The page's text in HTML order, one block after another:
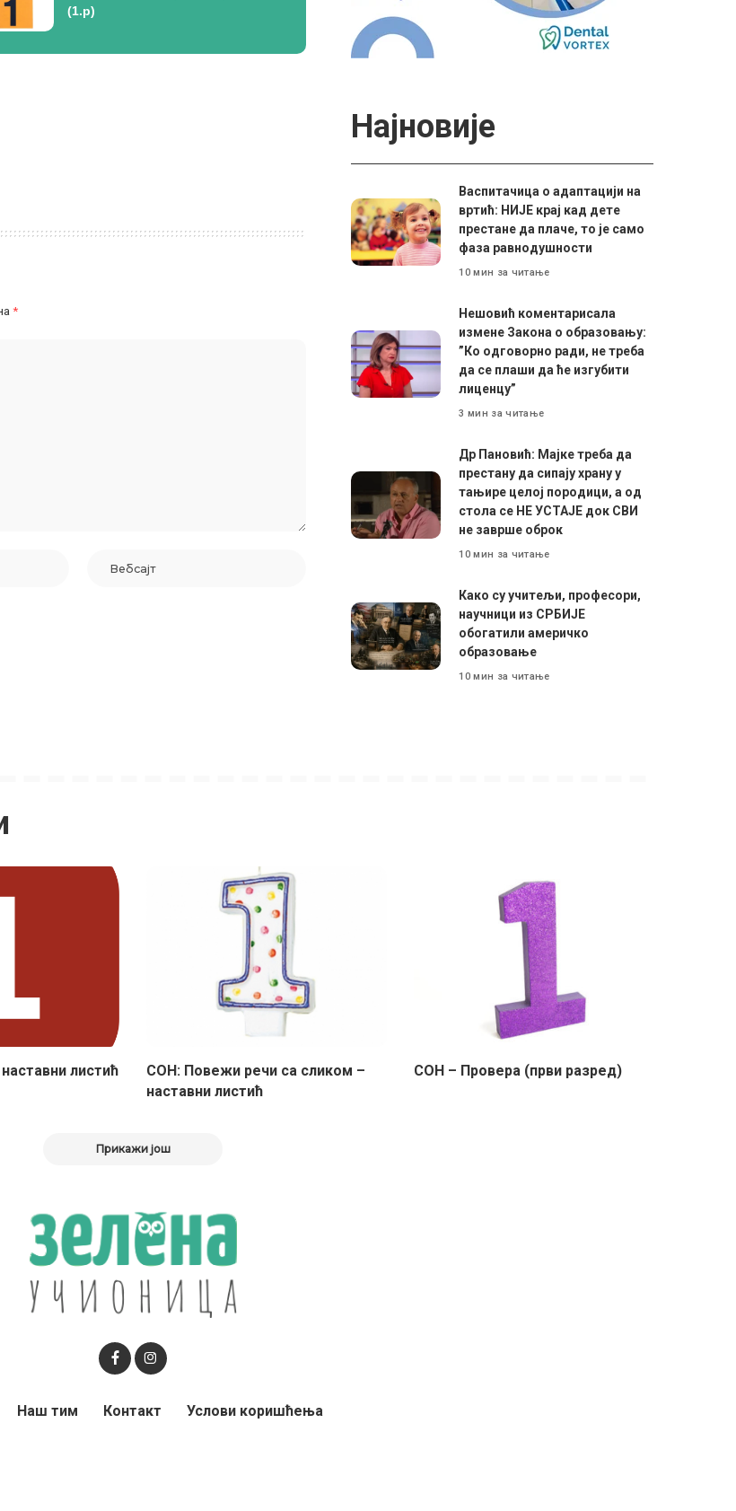
(1.р)
*
Најновије
Васпитачица о адаптацији на
вртић: НИЈЕ крај кад дете
престане да плаче, то је само
фаза равнодушности
10 мин за читање
Нешовић коментарисала
измене Закона о образовању:
”Ко одговорно ради, не треба
да се плаши да ће изгубити
лиценцу”
3 мин за читање
Др Пановић: Мајке треба да
престану да сипају храну у
тањире целој породици, а од
стола се НЕ УСТАЈЕ док СВИ
не заврше оброк
10 мин за читање
Како су учитељи, професори,
научници из СРБИЈЕ
обогатили америчко
образовање
10 мин за читање
листић
СОН: Повежи речи са сликом –
наставни листић
СОН – Провера (први разред)
Прикажи још
Наш тим Контакт Услови коришћења